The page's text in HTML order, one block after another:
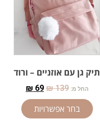
תיק גן עם אוזניים – ורוד
החל מ: ₪139
₪ 69
בחר אפשרויות